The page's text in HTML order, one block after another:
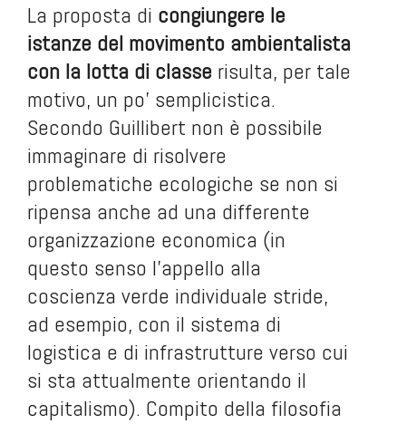
La proposta di congiungere le
istanze del movimento ambientalista
con la lotta di classe risulta, per tale
motivo, un po’ semplicistica.
Secondo Guillibert non è possibile
immaginare di risolvere
problematiche ecologiche se non si
ripensa anche ad una differente
organizzazione economica (in
questo senso l’appello alla
coscienza verde individuale stride,
ad esempio, con il sistema di
logistica e di infrastrutture verso cui
si sta attualmente orientando il
capitalismo). Compito della filosofia